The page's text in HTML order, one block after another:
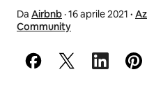
Da Airbnb·16 aprile 2021 ·
Community